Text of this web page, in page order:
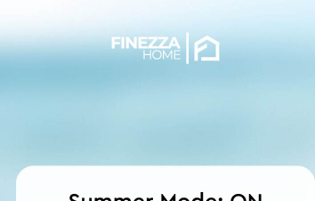
με πλαστική επένδυση για ομαλότερη